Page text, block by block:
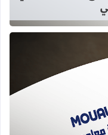
عن سور القرآن الكريم